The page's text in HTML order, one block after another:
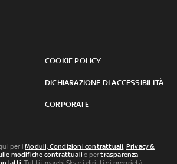
COOKIE POLICY
DICHIARAZIONE DI ACCESSIBILITÀ
CORPORATE
per iModuli, Condizioni contrattuali, Privacy &
modifiche contrattuali o pertrasparenza